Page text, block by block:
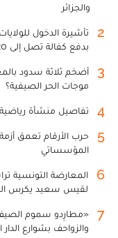
والجزائر
2
بدفع كفالة تصل إلى 20 ألف دولار
3
أضخم ثلاثة سدود
موجات الحر الصيفية؟
4 تفاصيل منشأة رياضية
5
حرب الأرقام تعمق
المؤسساتي
6
المعارضة التونسية
لقيس سعيد يكرس
7
«مطارِدو سموم
والزواحف بشوارع الدار